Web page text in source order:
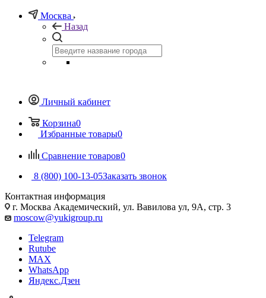
Москва
Назад
Личный кабинет
Корзина0
Избранные товары0
Сравнение товаров0
8 (800) 100-13-05Заказать звонок
Контактная информация
г. Москва Академический, ул. Вавилова ул, 9А, стр. 3
moscow@yukigroup.ru
Telegram
Rutube
MAX
WhatsApp
Яндекс.Дзен